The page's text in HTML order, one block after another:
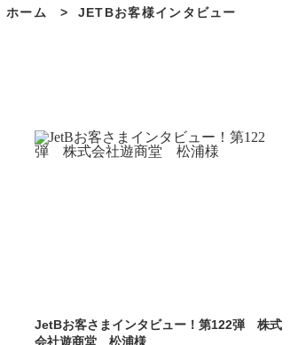
ホーム > JETBお客様インタビュー
JetBお客さまインタビュー！第122弾 株式
会社遊商堂 松浦様